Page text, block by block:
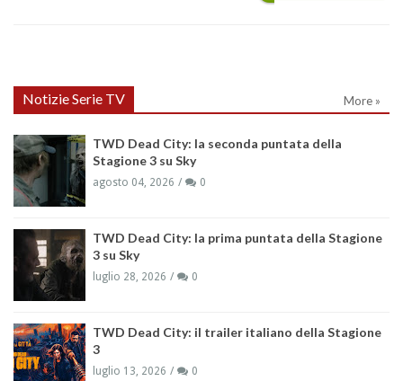
Notizie Serie TV More »
TWD Dead City: la seconda puntata della
Stagione 3 su Sky
agosto 04, 2026 0
TWD Dead City: la prima puntata della Stagione
3 su Sky
luglio 28, 2026 0
TWD Dead City: il trailer italiano della Stagione
3
luglio 13, 2026 0